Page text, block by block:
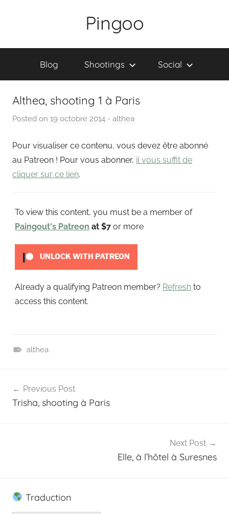
Pingoo
Blog Shootings Social
Althea, shooting 1 à Paris
Posted on 19 octobre 2014 b
P
a
o
u
- althea
Pour visualiser ce contenu, vous devez être abonné
au Patreon ! Pour vous abonner, il vous suffit de
cliquer sur ce lien.
To view this content, you must be a member of
Paingout's Patreon at $7 or more
UNLOCK WITH PATREON
Already a qualifying Patreon member? Refresh to
access this content.
t
r
althea
de
Previous Post
Trisha, shooting à Paris
Next Post
Elle, à l’hôtel à Suresnes
Traduction